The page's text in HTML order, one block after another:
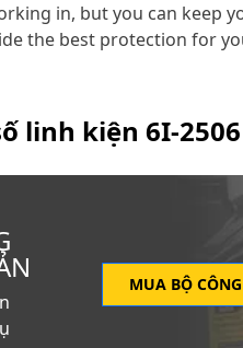
in, but you can keep
the best protection for
linh kiện 6I-2506
MUA BỘ